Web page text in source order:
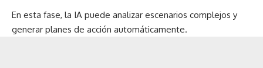
En esta fase, la IA puede analizar escenarios complejos y
generar planes de acción automáticamente.